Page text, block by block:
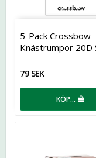
5-Pack Crossbow
Knästrumpor 20D
79 SEK
KÖP…